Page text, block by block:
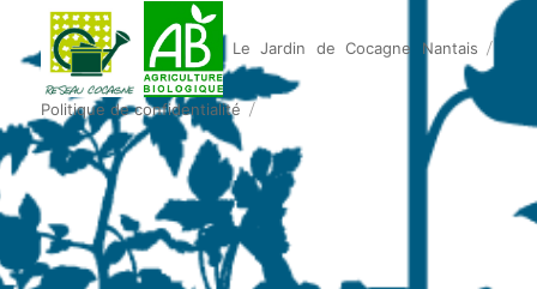
Le Jardin de Cocagne Nantais
Politique de confidentialité